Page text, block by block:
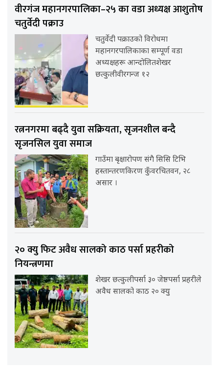
वीरगंज महानगरपालिका–२५ का वडा अध्यक्ष आशुतोष
चतुर्वेदी पक्राउ
चतुर्वेदी पक्राउको विरोधमा
महानगरपालिकाका सम्पूर्ण वडा
अध्यक्षहरू आन्दोलितशेखर
छत्कुलीवीरगन्ज १२
रत्ननगरमा बढ्दै युवा सक्रियता, सृजनशील बन्दै
सृजनसिल युवा समाज
गाउँमा बृक्षारोपण संगै सिसि टिभि
हस्तान्तरणकिरण कुँवरचितवन, २८
असार ।
२० क्यु फिट अवैध सालको काठ पर्सा प्रहरीको
नियन्त्रणमा
शेखर छत्कुलीपर्सा ३० जेष्ठपर्सा प्रहरीले
अवैध सालको काठ २० क्यु